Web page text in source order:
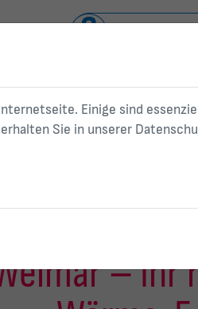
– Ihr
Einige sind
Sie in unserer